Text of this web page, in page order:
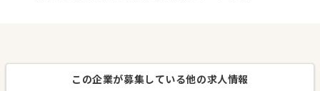
この企業が募集している他の求人情報